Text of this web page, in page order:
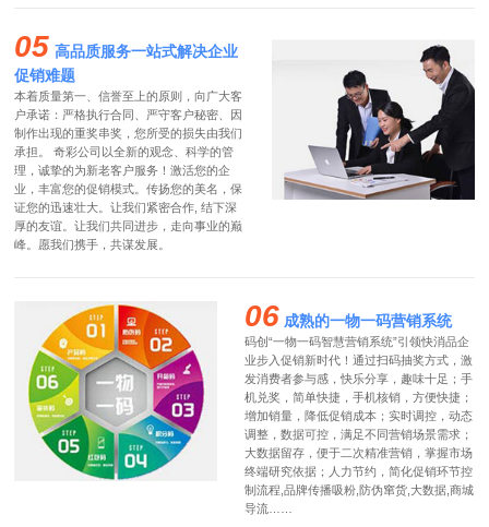
05 高品质服务一站式解决企业
促销难题
本着质量第一、信誉至上的原则，向广大客
户承诺：严格执行合同、严守客户秘密、因
制作出现的重奖串奖，您所受的损失由我们
承担。 奇彩公司以全新的观念、科学的管
理，诚挚的为新老客户服务！激活您的企
业，丰富您的促销模式。传扬您的美名，保
证您的迅速壮大。让我们紧密合作, 结下深
厚的友谊。让我们共同进步，走向事业的巅
峰。愿我们携手，共谋发展。
06 成熟的一物一码营销系统
码创“一物一码智慧营销系统”引领快消品企
业步入促销新时代！通过扫码抽奖方式，激
发消费者参与感，快乐分享，趣味十足；手
机兑奖，简单快捷，手机核销，方便快捷；
增加销量，降低促销成本；实时调控，动态
调整，数据可控，满足不同营销场景需求；
大数据留存，便于二次精准营销，掌握市场
终端研究依据；人力节约，简化促销环节控
制流程,品牌传播吸粉,防伪窜货,大数据,商城
导流……